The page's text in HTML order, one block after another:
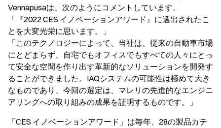
Vennapusaは、次のようにコメントしています。
「『2022 CES イノベーションアワード』に選出されたこ
とを大変光栄に思います。」
「このテクノロジーによって、当社は、従来の自動車市場
にとどまらず、自宅でもオフィスでもすべての人々にとっ
て安全な空間を作り出す革新的なソリューションを開発す
ることができました。IAQシステムの可能性は極めて大き
なものであり、今回の選定は、マレリの先進的なエンジニ
アリングへの取り組みの成果を証明するものです。」
「CES イノベーションアワード」は毎年、28の製品カテ